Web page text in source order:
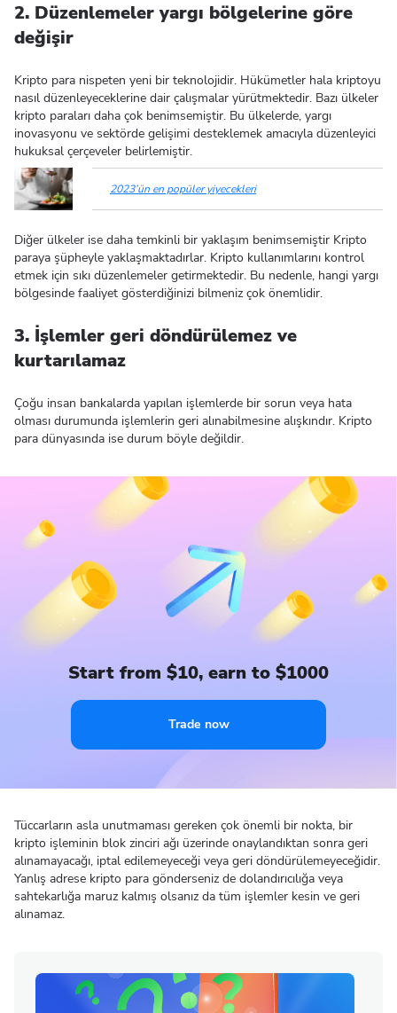
2. Düzenlemeler yargı bölgelerine göre
değişir
Kripto para nispeten yeni bir teknolojidir. Hükümetler hala kriptoyu
nasıl düzenleyeceklerine dair çalışmalar yürütmektedir. Bazı ülkeler
kripto paraları daha çok benimsemiştir. Bu ülkelerde, yargı
inovasyonu ve sektörde gelişimi desteklemek amacıyla düzenleyici
hukuksal çerçeveler belirlemiştir.
2023’ün en popüler yiyecekleri
Diğer ülkeler ise daha temkinli bir yaklaşım benimsemiştir Kripto
paraya şüpheyle yaklaşmaktadırlar. Kripto kullanımlarını kontrol
etmek için sıkı düzenlemeler getirmektedir. Bu nedenle, hangi yargı
bölgesinde faaliyet gösterdiğinizi bilmeniz çok önemlidir.
3. İşlemler geri döndürülemez ve
kurtarılamaz
Çoğu insan bankalarda yapılan işlemlerde bir sorun veya hata
olması durumunda işlemlerin geri alınabilmesine alışkındır. Kripto
para dünyasında ise durum böyle değildir.
Start from $10, earn to $1000
Trade now
Tüccarların asla unutmaması gereken çok önemli bir nokta, bir
kripto işleminin blok zinciri ağı üzerinde onaylandıktan sonra geri
alınamayacağı, iptal edilemeyeceği veya geri döndürülemeyeceğidir.
Yanlış adrese kripto para gönderseniz de dolandırıcılığa veya
sahtekarlığa maruz kalmış olsanız da tüm işlemler kesin ve geri
alınamaz.